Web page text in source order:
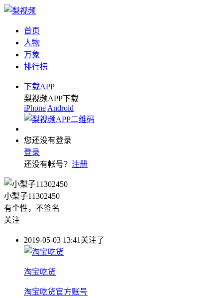
首页
人物
万象
排行榜
下载APP
梨视频APP下载
iPhone Android
您还没有登录
登录
还没有帐号？ 注册
小梨子11302450
有个性，不签名
关注
2019-05-03 13:41 关注了
淘宝吃货
淘宝吃货官方账号